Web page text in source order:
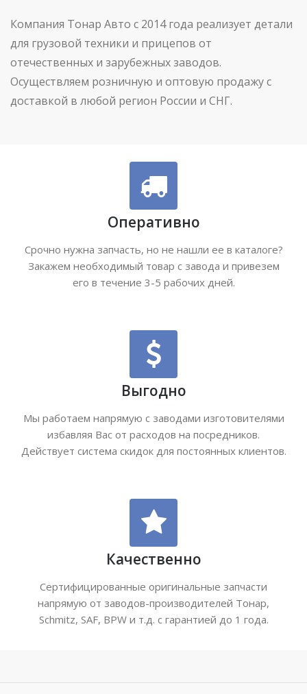
Компания Тонар Авто с 2014 года реализует детали
для грузовой техники и прицепов от
отечественных и зарубежных заводов.
Осуществляем розничную и оптовую продажу с
доставкой в любой регион России и СНГ.
Оперативно
Срочно нужна запчасть, но не нашли ее в каталоге?
Закажем необходимый товар с завода и привезем
его в течение 3-5 рабочих дней.
Выгодно
Мы работаем напрямую с заводами изготовителями
избавляя Вас от расходов на посредников.
Действует система скидок для постоянных клиентов.
Качественно
Сертифицированные оригинальные запчасти
напрямую от заводов-производителей Тонар,
Schmitz, SAF, BPW и т.д. с гарантией до 1 года.